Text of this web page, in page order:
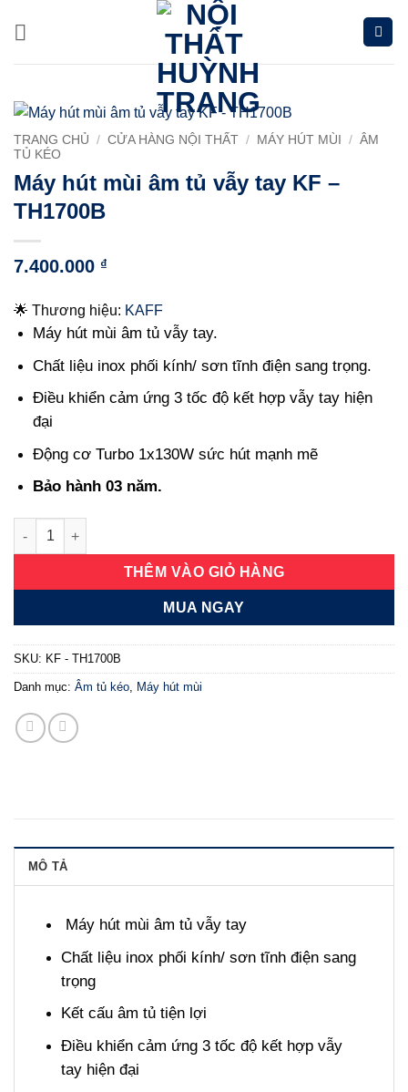
TRANG CHỦ / CỬA HÀNG NỘI THẤT / MÁY HÚT MÙI / ÂM
TỦ KÉO
Máy hút mùi âm tủ vẫy tay KF –
TH1700B
7.400.000 ₫
🌟 Thương hiệu: KAFF
Máy hút mùi âm tủ vẫy tay.
Chất liệu inox phối kính/ sơn tĩnh điện sang trọng.
Điều khiển cảm ứng 3 tốc độ kết hợp vẫy tay hiện
đại
Động cơ Turbo 1x130W sức hút mạnh mẽ
Bảo hành 03 năm.
Máy hút mùi âm tủ vẫy tay KF - TH1700B số lượng
THÊM VÀO GIỎ HÀNG
MUA NGAY
SKU: KF - TH1700B
Danh mục: Âm tủ kéo, Máy hút mùi
MÔ TẢ
Máy hút mùi âm tủ vẫy tay
Chất liệu inox phối kính/ sơn tĩnh điện sang
trọng
Kết cấu âm tủ tiện lợi
Điều khiển cảm ứng 3 tốc độ kết hợp vẫy
tay hiện đại